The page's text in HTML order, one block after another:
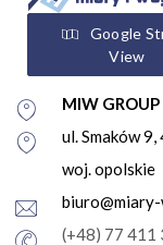
Google
View
MIW
ul. Smaków
woj. opolskie
(+48) 77 411